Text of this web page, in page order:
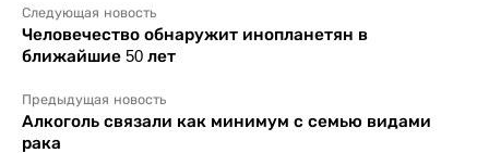
Следующая новость
Человечество обнаружит инопланетян в
ближайшие 50 лет
Предыдущая новость
Алкоголь связали как минимум с семью видами
рака